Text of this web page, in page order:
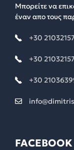
Μπορείτε να
έναν απο τους
+30
+30
+30
FACEBOOK